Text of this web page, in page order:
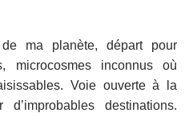
ma planète, départ pour
microcosmes inconnus où
Voie ouverte à la
destinations.